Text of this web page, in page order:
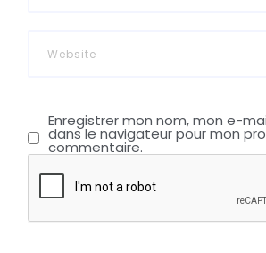
Enregistrer mon nom, mon e-
dans le navigateur pour mon
commentaire.